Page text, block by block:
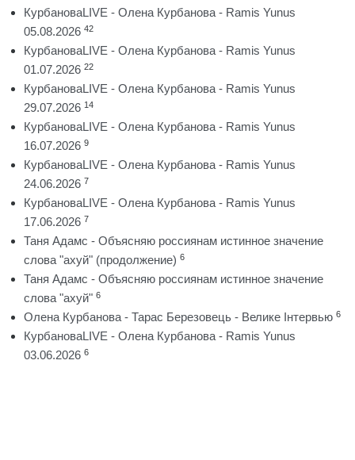
КурбановаLIVE - Олена Курбанова - Ramis Yunus
05.08.2026 42
КурбановаLIVE - Олена Курбанова - Ramis Yunus
01.07.2026 22
КурбановаLIVE - Олена Курбанова - Ramis Yunus
29.07.2026 14
КурбановаLIVE - Олена Курбанова - Ramis Yunus
16.07.2026 9
КурбановаLIVE - Олена Курбанова - Ramis Yunus
24.06.2026 7
КурбановаLIVE - Олена Курбанова - Ramis Yunus
17.06.2026 7
Таня Адамс - Объясняю россиянам истинное значение
слова "ахуй" (продолжение) 6
Таня Адамс - Объясняю россиянам истинное значение
слова "ахуй" 6
Олена Курбанова - Тарас Березовець - Велике Інтервью 6
КурбановаLIVE - Олена Курбанова - Ramis Yunus
03.06.2026 6